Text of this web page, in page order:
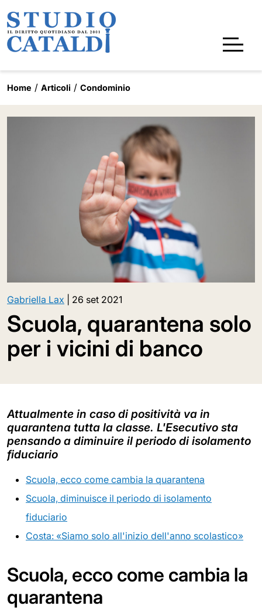
Home Articoli Condominio
Gabriella Lax 26 set 2021
Scuola, quarantena solo
per i vicini di banco
Attualmente in caso di positività va in
quarantena tutta la classe. L'Esecutivo sta
pensando a diminuire il periodo di isolamento
fiduciario
Scuola, ecco come cambia la quarantena
Scuola, diminuisce il periodo di isolamento
fiduciario
Costa: «Siamo solo all'inizio dell'anno scolastico»
Scuola, ecco come cambia la
quarantena